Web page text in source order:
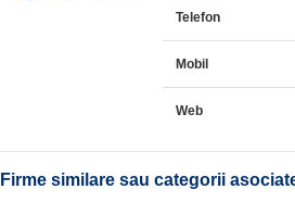
Telefon
Mobil
Web
Firme similare sau categorii